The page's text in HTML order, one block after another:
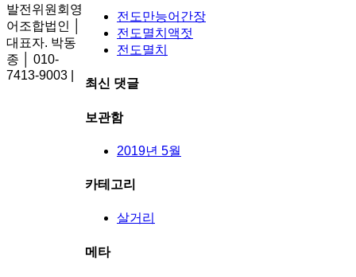
전도만능어간장
전도멸치액젓
전도멸치
최신 댓글
보관함
2019년 5월
카테고리
살거리
메타
발전위원회영
어조합법인 │
대표자. 박동
종 │ 010-
7413-9003 |